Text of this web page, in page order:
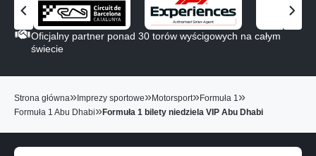
Z
o
p
o
Z
o
Oficjalny partner ponad 30 torów wyścigowych na całym
świecie
Strona główna» Imprezy sportowe»Motorsport»Formuła 1»
Formuła 1 Abu Dhabi»Formuła 1 bilety niedziela VIP Abu Dhabi